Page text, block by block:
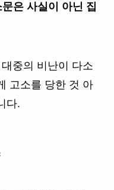
은 사실이 아닌 집
중의 비난이 다소
고소를 당한 것 아
다.